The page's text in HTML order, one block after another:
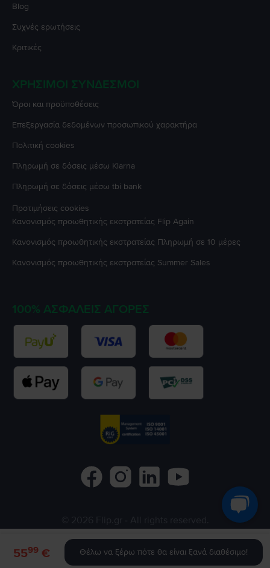
5599 € Θέλω να ξέρω πότε θα είναι ξανά διαθέσιμο!
Blog
Συχνές ερωτήσεις
Κριτικές
ΧΡΉΣΙΜΟΙ ΣΎΝΔΕΣΜΟΙ
Όροι και προϋποθέσεις
Επεξεργασία δεδομένων προσωπικού χαρακτήρα
Πολιτική cookies
Πληρωμή σε δόσεις μέσω Klarna
Πληρωμή σε δόσεις μέσω tbi bank
Προτιμήσεις cookies
Κανονισμός προωθητικής εκστρατείας Flip Again
Κανονισμός προωθητικής εκστρατείας Πληρωμή σε 10 μέρες
Κανονισμός προωθητικής εκστρατείας Summer Sales
100% ΑΣΦΑΛΕΊΣ ΑΓΟΡΈΣ